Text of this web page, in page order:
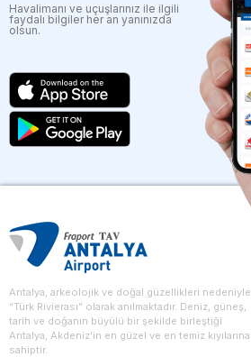
Havalimanı ve uçuşlarınız ile ilgili
faydalı bilgiler her an yanınızda
olsun.
Antalya, arkeolojik ve doğal güzellikleri nedeniyle
“Türk Rivierası” olarak anılmaktadır. Deniz, güneş,
tarih ve doğanın büyülü bir şekilde birleştiği
Antalya, Akdeniz'in en güzel ve en temiz kıyılarına
sahiptir.